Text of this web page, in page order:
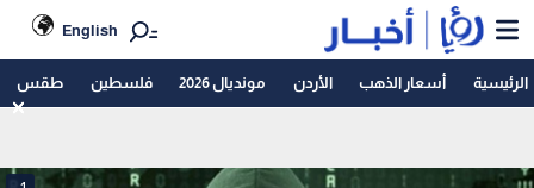
English
الرئيسية أسعار الذهب الأردن مونديال 2026 فلسطين طقس